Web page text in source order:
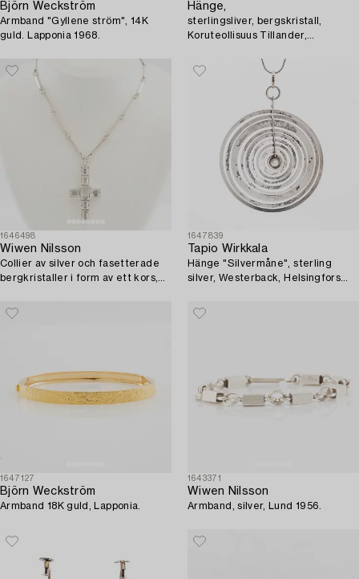
Björn Weckström
Armband "Gyllene ström", 14K
guld. Lapponia 1968.
Hänge,
sterlingsliver, bergskristall,
Koruteollisuus Tillander,
1646498
Wiwen Nilsson
Collier av silver och fasetterade
bergkristaller i form av ett kors,
1647839
Tapio Wirkkala
Hänge "Silvermåne", sterling
silver, Westerback, Helsingfors
1647127
Björn Weckström
Armband 18K guld, Lapponia.
1643371
Wiwen Nilsson
Armband, silver, Lund 1956.